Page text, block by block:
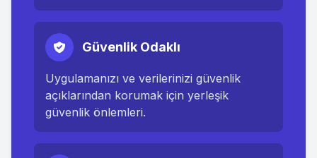
Güvenlik Odaklı
Uygulamanızı ve verilerinizi güvenlik
açıklarından korumak için yerleşik
güvenlik önlemleri.